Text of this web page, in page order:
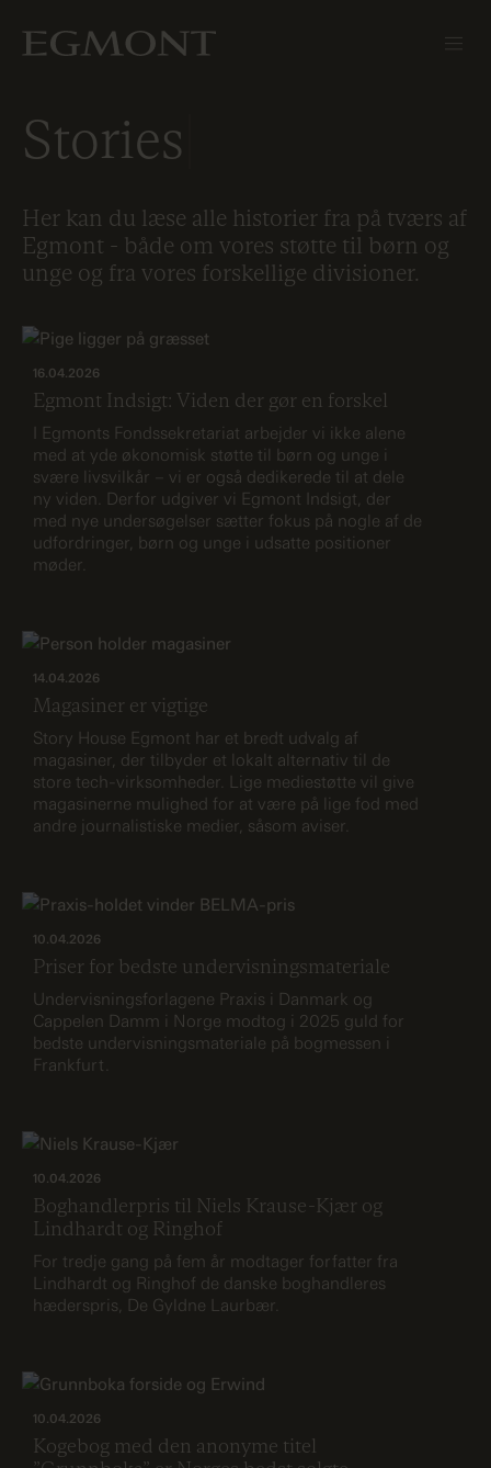
Stories
Her kan du læse alle historier fra på tværs af
Egmont - både om vores støtte til børn og
unge og fra vores forskellige divisioner.
16.04.2026
Egmont Indsigt: Viden der gør en forskel
I Egmonts Fondssekretariat arbejder vi ikke alene
med at yde økonomisk støtte til børn og unge i
svære livsvilkår – vi er også dedikerede til at dele
ny viden. Derfor udgiver vi Egmont Indsigt, der
med nye undersøgelser sætter fokus på nogle af de
udfordringer, børn og unge i udsatte positioner
møder.
14.04.2026
Magasiner er vigtige
Story House Egmont har et bredt udvalg af
magasiner, der tilbyder et lokalt alternativ til de
store tech-virksomheder. Lige mediestøtte vil give
magasinerne mulighed for at være på lige fod med
andre journalistiske medier, såsom aviser.
10.04.2026
Priser for bedste undervisningsmateriale
Undervisningsforlagene Praxis i Danmark og
Cappelen Damm i Norge modtog i 2025 guld for
bedste undervisningsmateriale på bogmessen i
Frankfurt.
10.04.2026
Boghandlerpris til Niels Krause-Kjær og
Lindhardt og Ringhof
For tredje gang på fem år modtager forfatter fra
Lindhardt og Ringhof de danske boghandleres
hæderspris, De Gyldne Laurbær.
10.04.2026
Kogebog med den anonyme titel